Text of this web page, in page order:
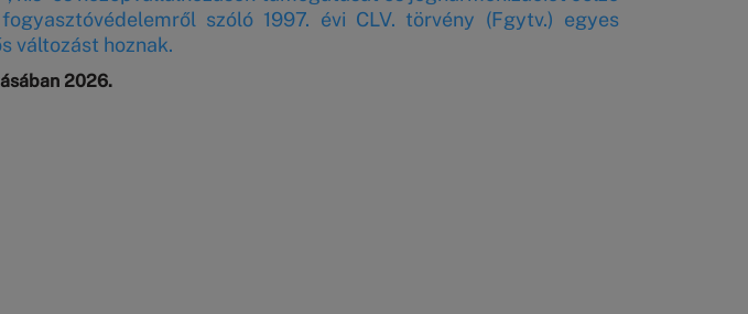
szóló 1997. évi CLV. törvény (Fgytv.) egyes
változást hoznak.
2026.